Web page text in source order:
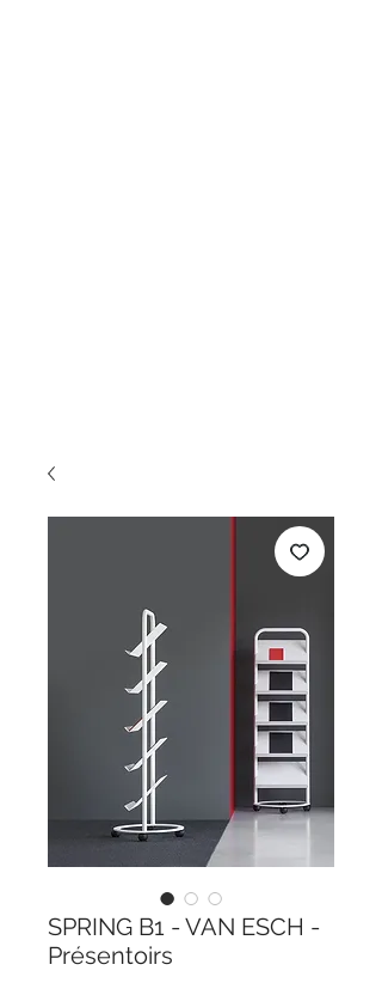
SPRING B1 - VAN ESCH -
Présentoirs